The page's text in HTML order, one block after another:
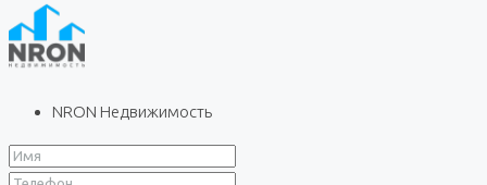
NRON Недвижимость